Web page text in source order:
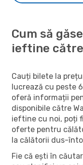
Cum să
ieftine către
Cauți bilete la
lucrează cu peste
oferă informații
disponibile către
ieftine cu noi, poți
oferte pentru
la călătorii dus-
Fie că ești în